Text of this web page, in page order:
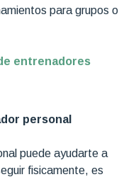
para grupos o
entrenadores
personal
puede ayudarte a
fisicamente, es